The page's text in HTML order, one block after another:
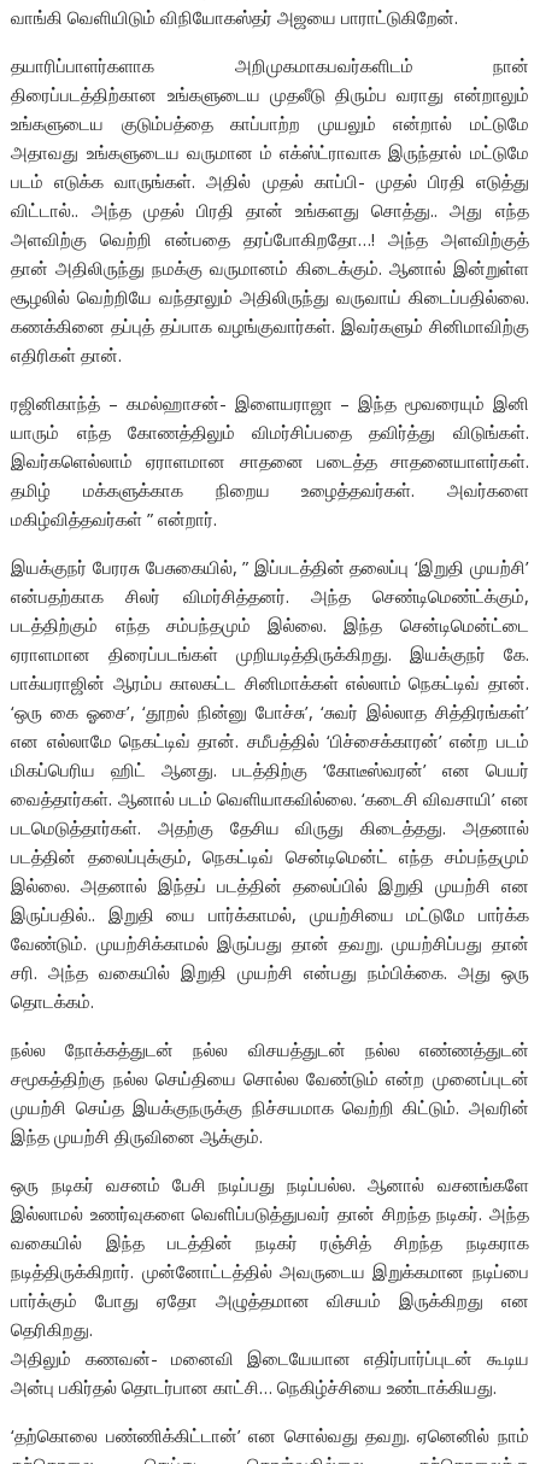
வாங்கி வெளியிடும் விநியோகஸ்தர் அஜயை பாராட்டுகிறேன்.
தயாரிப்பாளர்களாக அறிமுகமாகபவர்களிடம் நான்
திரைப்படத்திற்கான உங்களுடைய முதலீடு திரும்ப வராது என்றாலும்
உங்களுடைய குடும்பத்தை காப்பாற்ற முயலும் என்றால் மட்டுமே
அதாவது உங்களுடைய வருமான ம் எக்ஸ்ட்ராவாக இருந்தால் மட்டுமே
படம் எடுக்க வாருங்கள். அதில் முதல் காப்பி- முதல் பிரதி எடுத்து
விட்டால்.. அந்த முதல் பிரதி தான் உங்களது சொத்து.. அது எந்த
அளவிற்கு வெற்றி என்பதை தரப்போகிறதோ…! அந்த அளவிற்குத்
தான் அதிலிருந்து நமக்கு வருமானம் கிடைக்கும். ஆனால் இன்றுள்ள
சூழலில் வெற்றியே வந்தாலும் அதிலிருந்து வருவாய் கிடைப்பதில்லை.
கணக்கினை தப்புத் தப்பாக வழங்குவார்கள்.‌ இவர்களும் சினிமாவிற்கு
எதிரிகள் தான்.
ரஜினிகாந்த் – கமல்ஹாசன்- இளையராஜா – இந்த மூவரையும் இனி
யாரும் எந்த கோணத்திலும் விமர்சிப்பதை தவிர்த்து விடுங்கள்.
இவர்களெல்லாம் ஏராளமான சாதனை படைத்த சாதனையாளர்கள்.
தமிழ் மக்களுக்காக நிறைய உழைத்தவர்கள். அவர்களை
மகிழ்வித்தவர்கள் ” என்றார்.
இயக்குநர் பேரரசு பேசுகையில், ” இப்படத்தின் தலைப்பு ‘இறுதி முயற்சி’
என்பதற்காக சிலர் விமர்சித்தனர்.‌ அந்த செண்டிமெண்ட்க்கும்,
படத்திற்கும் எந்த சம்பந்தமும் இல்லை. இந்த சென்டிமென்ட்டை
ஏராளமான திரைப்படங்கள் முறியடித்திருக்கிறது.‌ இயக்குநர் கே.
பாக்யராஜின் ஆரம்ப காலகட்ட சினிமாக்கள் எல்லாம் நெகட்டிவ் தான்.
‘ஒரு கை ஓசை’, ‘தூறல் நின்னு போச்சு’, ‘சுவர் இல்லாத சித்திரங்கள்’
என எல்லாமே நெகட்டிவ் தான். சமீபத்தில் ‘பிச்சைக்காரன்’ என்ற படம்
மிகப்பெரிய ஹிட் ஆனது. படத்திற்கு ‘கோடீஸ்வரன்’ என பெயர்
வைத்தார்கள். ஆனால் படம் வெளியாகவில்லை. ‘கடைசி விவசாயி’ என
படமெடுத்தார்கள். அதற்கு தேசிய விருது கிடைத்தது. அதனால்
படத்தின் தலைப்புக்கும், நெகட்டிவ் சென்டிமென்ட் எந்த சம்பந்தமும்
இல்லை. அதனால் இந்தப் படத்தின் தலைப்பில் இறுதி முயற்சி என
இருப்பதில்.. இறுதி யை பார்க்காமல், முயற்சியை மட்டுமே பார்க்க
வேண்டும். முயற்சிக்காமல் இருப்பது தான் தவறு. முயற்சிப்பது தான்
சரி. அந்த வகையில் இறுதி முயற்சி என்பது நம்பிக்கை. அது ஒரு
தொடக்கம்.
நல்ல நோக்கத்துடன் நல்ல விசயத்துடன் நல்ல எண்ணத்துடன்
சமூகத்திற்கு நல்ல செய்தியை சொல்ல வேண்டும் என்ற முனைப்புடன்
முயற்சி செய்த இயக்குநருக்கு நிச்சயமாக வெற்றி கிட்டும். அவரின்
இந்த முயற்சி திருவினை ஆக்கும்.
ஒரு நடிகர் வசனம் பேசி நடிப்பது நடிப்பல்ல. ஆனால் வசனங்களே
இல்லாமல் உணர்வுகளை வெளிப்படுத்துபவர் தான் சிறந்த நடிகர். அந்த
வகையில் இந்த படத்தின் நடிகர் ரஞ்சித் சிறந்த நடிகராக
நடித்திருக்கிறார். முன்னோட்டத்தில் அவருடைய இறுக்கமான நடிப்பை
பார்க்கும் போது ஏதோ அழுத்தமான விசயம் இருக்கிறது என
தெரிகிறது.
அதிலும் கணவன்- மனைவி இடையேயான எதிர்பார்ப்புடன் கூடிய
அன்பு பகிர்தல் தொடர்பான காட்சி… நெகிழ்ச்சியை உண்டாக்கியது.
‘தற்கொலை பண்ணிக்கிட்டான்’ என சொல்வது தவறு. ஏனெனில் நாம்